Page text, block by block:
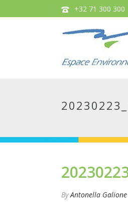
+32 71 300 300
ByAntonella Galione